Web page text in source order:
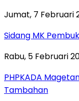
Jumat, 7 Februari
Sidang MK
Rabu, 5 Februari
PHPKADA
Tambahan